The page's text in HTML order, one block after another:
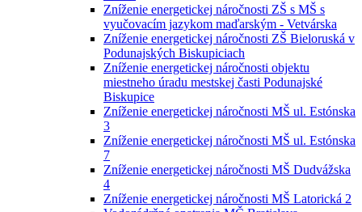
Zníženie energetickej náročnosti ZŠ s MŠ s
vyučovacím jazykom maďarským - Vetvárska
Zníženie energetickej náročnosti ZŠ Bieloruská v
Podunajských Biskupiciach
Zníženie energetickej náročnosti objektu
miestneho úradu mestskej časti Podunajské
Biskupice
Zníženie energetickej náročnosti MŠ ul. Estónska
3
Zníženie energetickej náročnosti MŠ ul. Estónska
7
Zníženie energetickej náročnosti MŠ Dudvážska
4
Zníženie energetickej náročnosti MŠ Latorická 2